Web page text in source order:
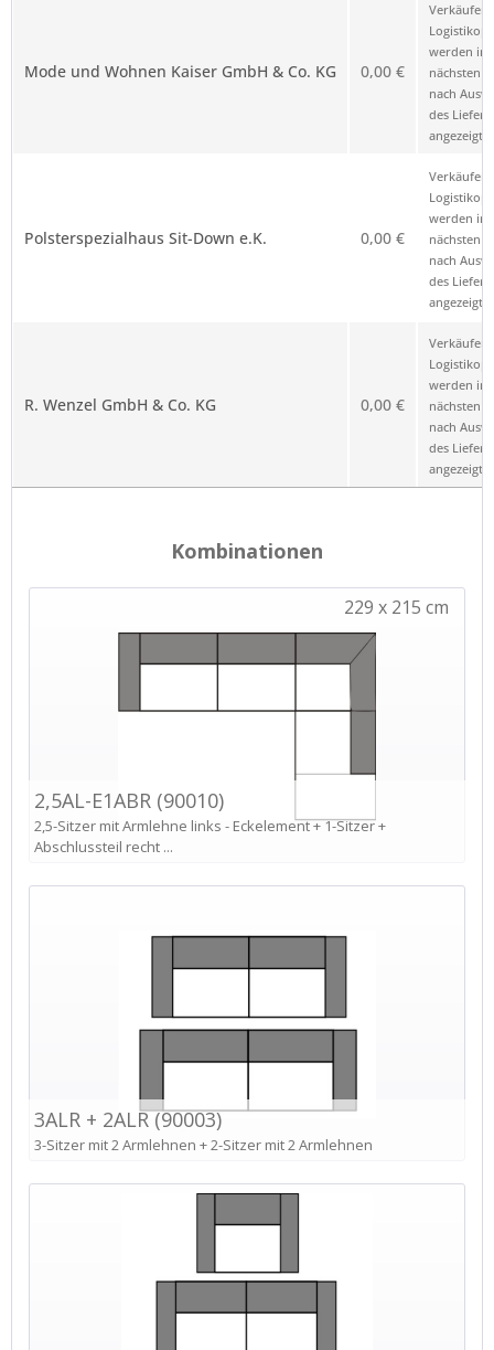
Mode und Wohnen Kaiser GmbH & Co. KG 0,00 €
Verkäufer
werden im
nächsten
nach
des
angezeigt.
Polsterspezialhaus Sit-Down e.K. 0,00 €
Verkäufer
werden im
nächsten
nach
des
angezeigt.
R. Wenzel GmbH & Co. KG 0,00 €
Verkäufer
werden im
nächsten
nach
des
angezeigt.